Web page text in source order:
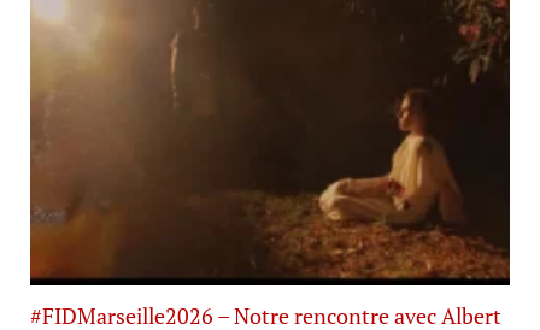
#FIDMarseille2026 – Notre rencontre avec Albert